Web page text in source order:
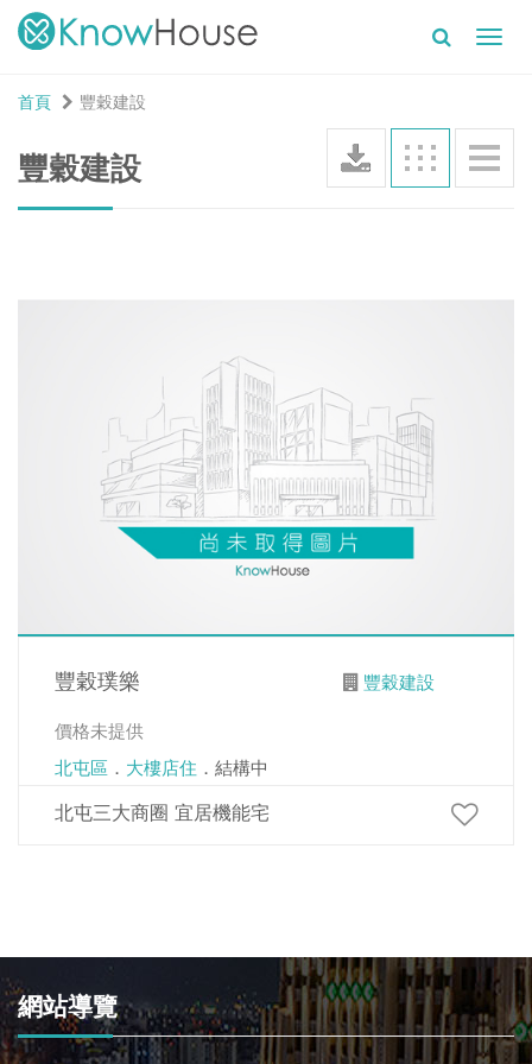
首頁
豐穀建設
豐穀建設
豐穀璞樂
豐穀建設
價格未提供
北屯區 ． 大樓店住 ．結構中
北屯三大商圈 宜居機能宅
網站導覽